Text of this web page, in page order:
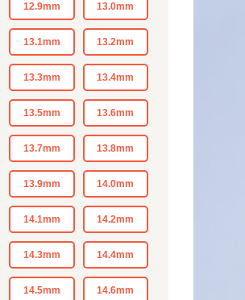
12.9mm 13.0mm
13.1mm 13.2mm
13.3mm 13.4mm
13.5mm 13.6mm
13.7mm 13.8mm
13.9mm 14.0mm
14.1mm 14.2mm
14.3mm 14.4mm
14.5mm 14.6mm